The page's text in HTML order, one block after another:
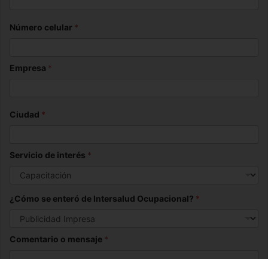
Número celular *
Empresa *
Ciudad *
Servicio de interés *
¿Cómo se enteró de Intersalud Ocupacional? *
Comentario o mensaje *